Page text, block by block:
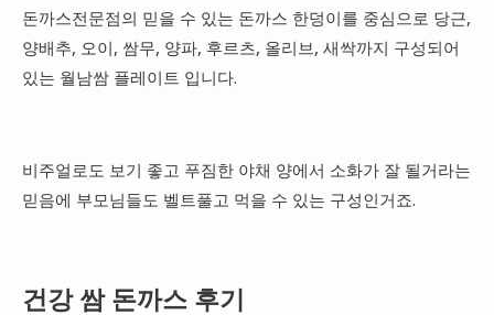
돈까스전문점의 믿을 수 있는 돈까스 한덩이를 중심으로 당근,
양배추, 오이, 쌈무, 양파, 후르츠, 올리브, 새싹까지 구성되어
있는 월남쌈 플레이트 입니다.
비주얼로도 보기 좋고 푸짐한 야채 양에서 소화가 잘 될거라는
믿음에 부모님들도 벨트풀고 먹을 수 있는 구성인거죠.
건강 쌈 돈까스 후기